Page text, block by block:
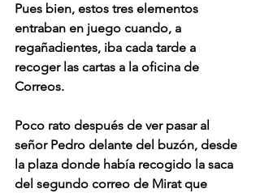
Pues bien, estos tres elementos
entraban en juego cuando, a
regañadientes, iba cada tarde a
recoger las cartas a la oficina de
Correos.
Poco rato después de ver pasar al
señor Pedro delante del buzón, desde
la plaza donde había recogido la saca
del segundo correo de Mirat que